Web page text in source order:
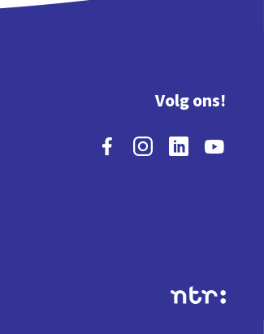
Volg ons!